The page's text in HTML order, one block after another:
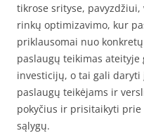
tikrose srityse,
rinkų optimizavimo, kur
priklausomai nuo
paslaugų teikimas
investicijų, o tai gali daryti
paslaugų teikėjams ir
pokyčius ir prisitaikyti
sąlygų.